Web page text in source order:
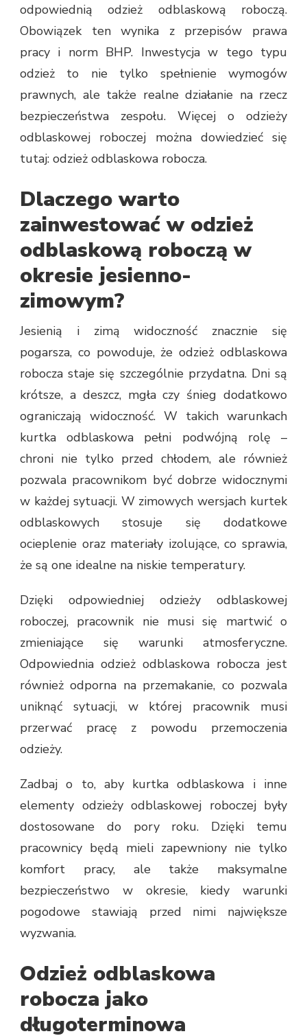
odpowiednią odzież odblaskową roboczą.
Obowiązek ten wynika z przepisów prawa
pracy i norm BHP. Inwestycja w tego typu
odzież to nie tylko spełnienie wymogów
prawnych, ale także realne działanie na rzecz
bezpieczeństwa zespołu. Więcej o odzieży
odblaskowej roboczej można dowiedzieć się
tutaj: odzież odblaskowa robocza.
Dlaczego warto
zainwestować w odzież
odblaskową roboczą w
okresie jesienno-
zimowym?
Jesienią i zimą widoczność znacznie się
pogarsza, co powoduje, że odzież odblaskowa
robocza staje się szczególnie przydatna. Dni są
krótsze, a deszcz, mgła czy śnieg dodatkowo
ograniczają widoczność. W takich warunkach
kurtka odblaskowa pełni podwójną rolę –
chroni nie tylko przed chłodem, ale również
pozwala pracownikom być dobrze widocznymi
w każdej sytuacji. W zimowych wersjach kurtek
odblaskowych stosuje się dodatkowe
ocieplenie oraz materiały izolujące, co sprawia,
że są one idealne na niskie temperatury.
Dzięki odpowiedniej odzieży odblaskowej
roboczej, pracownik nie musi się martwić o
zmieniające się warunki atmosferyczne.
Odpowiednia odzież odblaskowa robocza jest
również odporna na przemakanie, co pozwala
uniknąć sytuacji, w której pracownik musi
przerwać pracę z powodu przemoczenia
odzieży.
Zadbaj o to, aby kurtka odblaskowa i inne
elementy odzieży odblaskowej roboczej były
dostosowane do pory roku. Dzięki temu
pracownicy będą mieli zapewniony nie tylko
komfort pracy, ale także maksymalne
bezpieczeństwo w okresie, kiedy warunki
pogodowe stawiają przed nimi największe
wyzwania.
Odzież odblaskowa
robocza jako
długoterminowa